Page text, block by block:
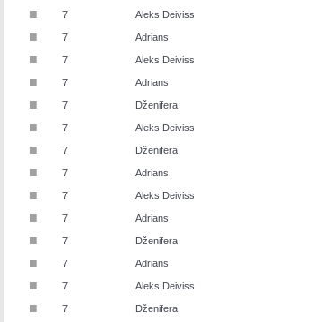
■ 7 Aleks Deiviss
■ 7 Adrians
■ 7 Aleks Deiviss
■ 7 Adrians
■ 7 Dženifera
■ 7 Aleks Deiviss
■ 7 Dženifera
■ 7 Adrians
■ 7 Aleks Deiviss
■ 7 Adrians
■ 7 Dženifera
■ 7 Adrians
■ 7 Aleks Deiviss
■ 7 Dženifera